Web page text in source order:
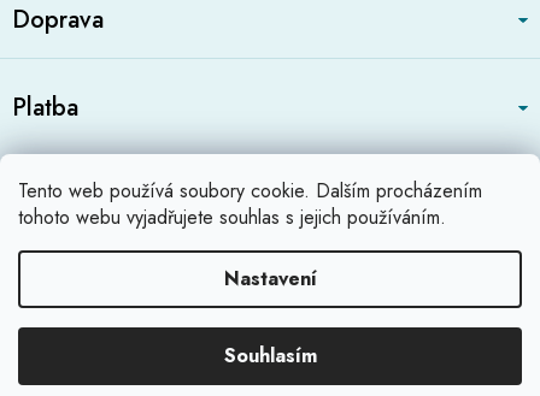
Tento web používá soubory cookie. Dalším procházením
tohoto webu vyjadřujete souhlas s jejich používáním.
Nastavení
Souhlasím
Doprava
Platba
Zboží.cz Heureka.cz
Profikatalog.cz
Shoops.cz
Vytvořil Shoptet
Relaximo.cz.
Všechna práva vyhrazena.